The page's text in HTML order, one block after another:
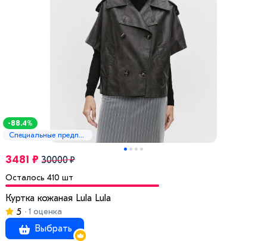
-88.4%
Специальные предложения
3481 ₽ 30000 ₽
Осталось 410 шт
Куртка кожаная Lula Lula
5
1 оценка
Выбрать